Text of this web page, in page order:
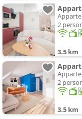
2
3.5 km
2
3.5 km